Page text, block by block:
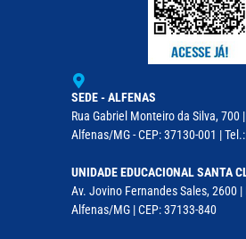
SEDE - ALFENAS
Rua Gabriel Monteiro da Silva, 700
Alfenas/MG - CEP: 37130-001 |
UNIDADE EDUCACIONAL SANTA
Av. Jovino Fernandes Sales, 2600 |
Alfenas/MG | CEP: 37133-840